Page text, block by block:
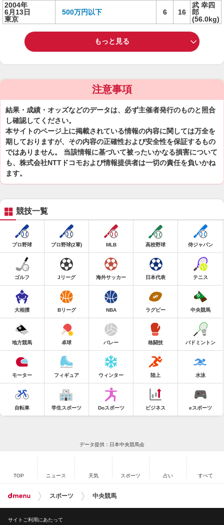
2004年
6月13日
東京
500万円以下 6 16
武 幸四
郎
(56.0kg)
もっと見る
注意事項
結果・成績・オッズなどのデータは、必ず主催者発行のものと照合
し確認してください。
本サイトのページ上に掲載されている情報の内容に関しては万全を
期しておりますが、その内容の正確性および安全性を保証するもの
ではありません。 当該情報に基づいて被ったいかなる損害について
も、株式会社NTTドコモおよび情報提供者は一切の責任を負いかね
ます。
競技一覧
プロ野球 プロ野球(2軍) MLB 高校野球 侍ジャパン
ゴルフ Jリーグ 海外サッカー 日本代表 テニス
大相撲 Bリーグ NBA ラグビー 中央競馬
地方競馬 卓球 バレー 格闘技 バドミントン
モーター フィギュア ウィンター 陸上 水泳
自転車 学生スポーツ Doスポーツ ビジネス eスポーツ
データ提供：日本中央競馬会
TOP ニュース 天気 スポーツ 占い すべて
スポーツ 中央競馬
サイトご利用にあたって